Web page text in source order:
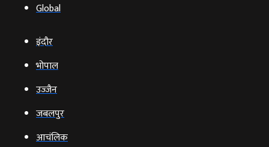
Global
इंदौर
भोपाल
उज्‍जैन
जबलपुर
आचंलिक